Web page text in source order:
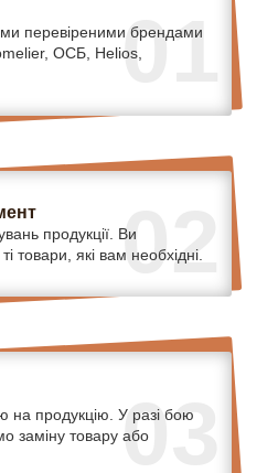
01
перевіреними брендами
ОСБ, Helios,
02
продукції. Ви
товари, які вам необхідні.
03
на продукцію. У разі бою
заміну товару або